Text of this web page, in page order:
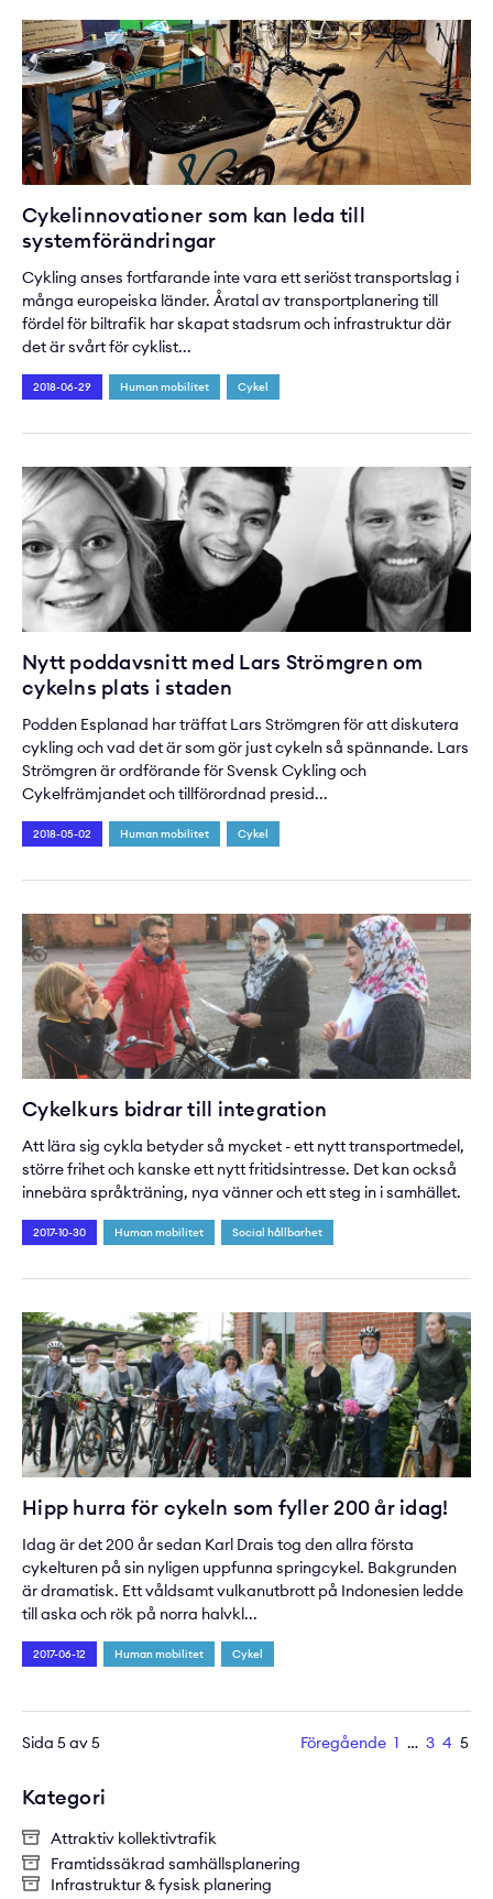
Kategori
Attraktiv kollektivtrafik
Framtidssäkrad samhällsplanering
Infrastruktur & fysisk planering
Cykelinnovationer som kan leda till
systemförändringar
Cykling anses fortfarande inte vara ett seriöst transportslag i
många europeiska länder. Åratal av transportplanering till
fördel för biltrafik har skapat stadsrum och infrastruktur där
det är svårt för cyklist...
2018-06-29 Human mobilitet Cykel
Nytt poddavsnitt med Lars Strömgren om
cykelns plats i staden
Podden Esplanad har träffat Lars Strömgren för att diskutera
cykling och vad det är som gör just cykeln så spännande. Lars
Strömgren är ordförande för Svensk Cykling och
Cykelfrämjandet och tillförordnad presid...
2018-05-02 Human mobilitet Cykel
Cykelkurs bidrar till integration
Att lära sig cykla betyder så mycket - ett nytt transportmedel,
större frihet och kanske ett nytt fritidsintresse. Det kan också
innebära språkträning, nya vänner och ett steg in i samhället.
2017-10-30 Human mobilitet Social hållbarhet
Hipp hurra för cykeln som fyller 200 år idag!
Idag är det 200 år sedan Karl Drais tog den allra första
cykelturen på sin nyligen uppfunna springcykel. Bakgrunden
är dramatisk. Ett våldsamt vulkanutbrott på Indonesien ledde
till aska och rök på norra halvkl...
2017-06-12 Human mobilitet Cykel
Sida 5 av 5 Föregående 1 … 3 4 5